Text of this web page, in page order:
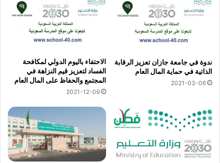
ندوة في جامعة جازان تعزيز الرقابة
الذاتية في حماية المال العام
2021-03-06
الاحتفاء باليوم الدولي لمكافحة
الفساد لتعزيز قيم النزاهة في
المجتمع والحفاظ على المال العام
2021-12-09